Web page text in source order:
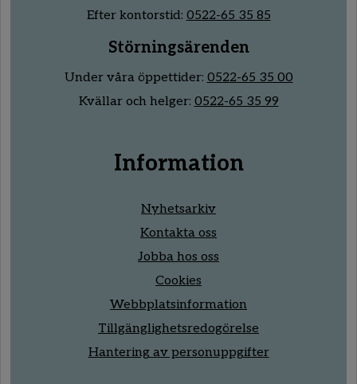
Efter kontorstid: 0522-65 35 85
Störningsärenden
Under våra öppettider: 0522-65 35 00
Kvällar och helger: 0522-65 35 99
Information
Nyhetsarkiv
Kontakta oss
Jobba hos oss
Cookies
Webbplatsinformation
Tillgänglighetsredogörelse
Hantering av personuppgifter